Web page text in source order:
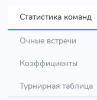
Статистика команд
Очные встречи
Коэффициенты
Турнирная таблица